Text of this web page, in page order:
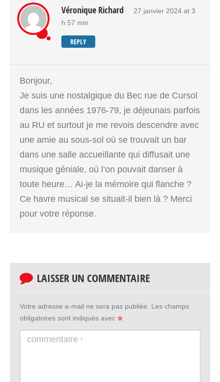
Véronique Richard
27 janvier 2024 at 3
h 57 min
REPLY
Bonjour,
Je suis une nostalgique du Bec rue de Cursol
dans les années 1976-79, je déjeunais parfois
au RU et surtout je me revois descendre avec
une amie au sous-sol où se trouvait un bar
dans une salle accueillante qui diffusait une
musique géniale, où l’on pouvait danser à
toute heure… Ai-je la mémoire qui flanche ?
Ce havre musical se situait-il bien là ? Merci
pour votre réponse.
LAISSER UN COMMENTAIRE
Votre adresse e-mail ne sera pas publiée.
Les champs
obligatoires sont indiqués avec
commentaire *